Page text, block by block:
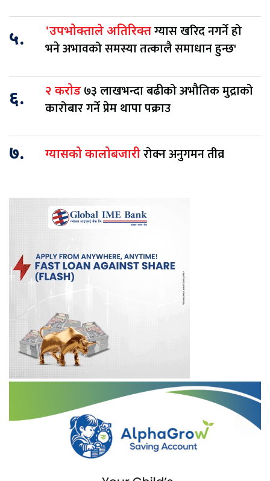
५. 'उपभोक्ताले अतिरिक्तग्यास खरिद नगर्ने हो
भने अभावको समस्या तत्कालै समाधान हुन्छ'
६. २ करोड ७३ लाखभन्दा बढीको अभौतिक मुद्राको
कारोबार गर्ने प्रेम थापा पक्राउ
७. ग्यासको कालोबजारीरोक्न अनुगमन तीव्र